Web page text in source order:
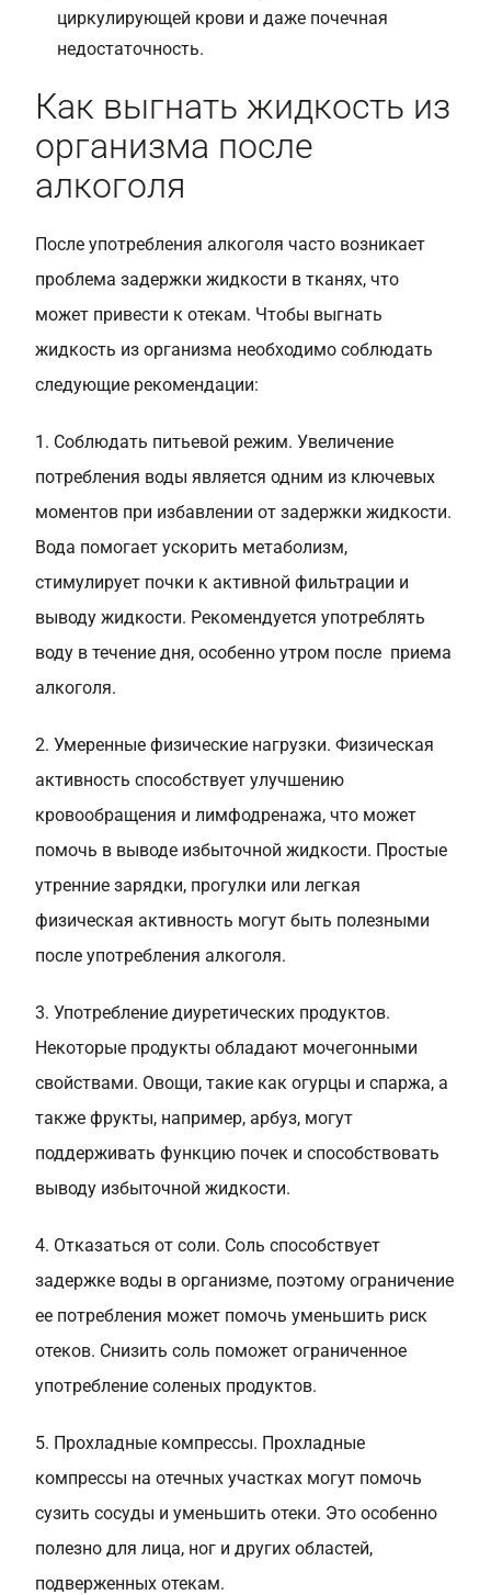
циркулирующей крови и даже почечная
недостаточность.
Как выгнать жидкость из
организма после
алкоголя
После употребления алкоголя часто возникает
проблема задержки жидкости в тканях, что
может привести к отекам. Чтобы выгнать
жидкость из организма необходимо соблюдать
следующие рекомендации:
1. Соблюдать питьевой режим. Увеличение
потребления воды является одним из ключевых
моментов при избавлении от задержки жидкости.
Вода помогает ускорить метаболизм,
стимулирует почки к активной фильтрации и
выводу жидкости. Рекомендуется употреблять
воду в течение дня, особенно утром после приема
алкоголя.
2. Умеренные физические нагрузки. Физическая
активность способствует улучшению
кровообращения и лимфодренажа, что может
помочь в выводе избыточной жидкости. Простые
утренние зарядки, прогулки или легкая
физическая активность могут быть полезными
после употребления алкоголя.
3. Употребление диуретических продуктов.
Некоторые продукты обладают мочегонными
свойствами. Овощи, такие как огурцы и спаржа, а
также фрукты, например, арбуз, могут
поддерживать функцию почек и способствовать
выводу избыточной жидкости.
4. Отказаться от соли. Соль способствует
задержке воды в организме, поэтому ограничение
ее потребления может помочь уменьшить риск
отеков. Снизить соль поможет ограниченное
употребление соленых продуктов.
5. Прохладные компрессы. Прохладные
компрессы на отечных участках могут помочь
сузить сосуды и уменьшить отеки. Это особенно
полезно для лица, ног и других областей,
подверженных отекам.